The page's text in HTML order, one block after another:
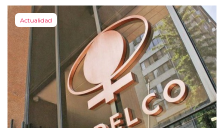
Actualidad